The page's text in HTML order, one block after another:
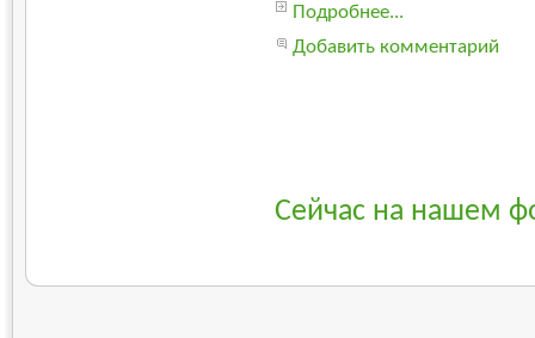
Подробнее...
Добавить комментарий
Сейчас на нашем